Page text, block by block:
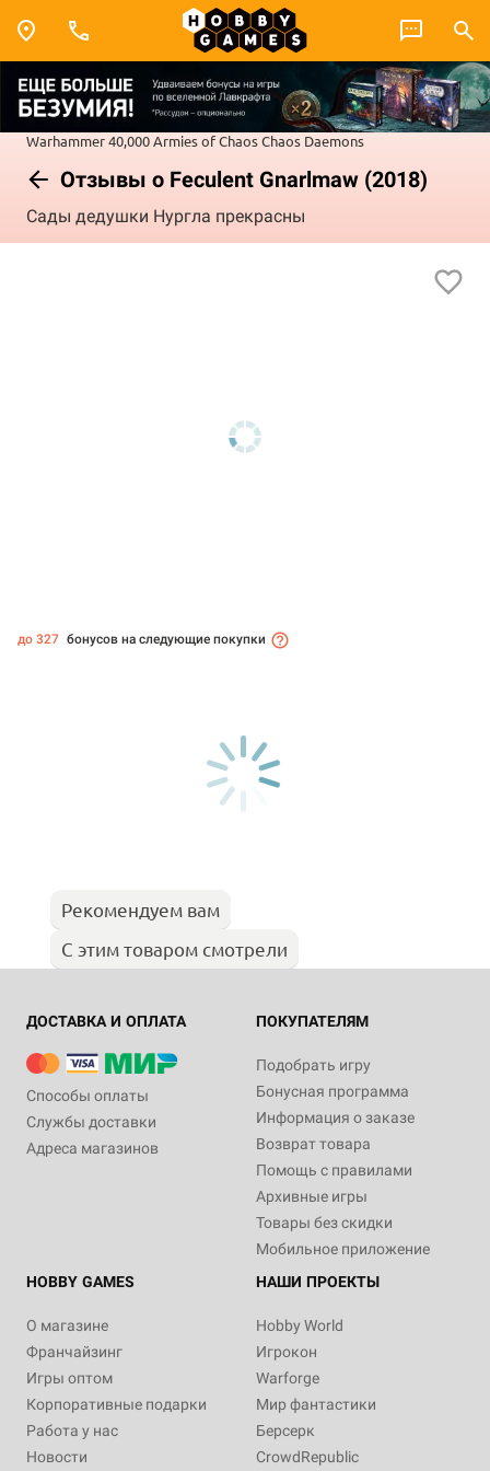
Warhammer 40,000Armies of ChaosChaos Daemons
Отзывы о Feculent Gnarlmaw (2018)
Сады дедушки Нургла прекрасны
до 327 бонусов на следующие покупки
Рекомендуем вам
С этим товаром смотрели
ДОСТАВКА И ОПЛАТА
Способы оплаты
Службы доставки
Адреса магазинов
ПОКУПАТЕЛЯМ
Подобрать игру
Бонусная программа
Информация о заказе
Возврат товара
Помощь с правилами
Архивные игры
Товары без скидки
Мобильное приложение
HOBBY GAMES
О магазине
Франчайзинг
Игры оптом
Корпоративные подарки
Работа у нас
Новости
НАШИ ПРОЕКТЫ
Hobby World
Игрокон
Warforge
Мир фантастики
Берсерк
CrowdRepublic